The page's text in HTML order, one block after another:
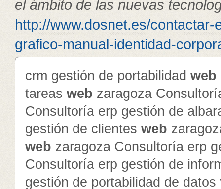
el ámbito de las nuevas
http://www.dosnet.es/
grafico-manual-identidad-
crm gestión de portabilidad web
tareas web zaragoza
Consultoría erp gestión de
gestión de clientes web
web zaragoza Consultoría erp
Consultoría erp gestión de
gestión de portabilidad de datos